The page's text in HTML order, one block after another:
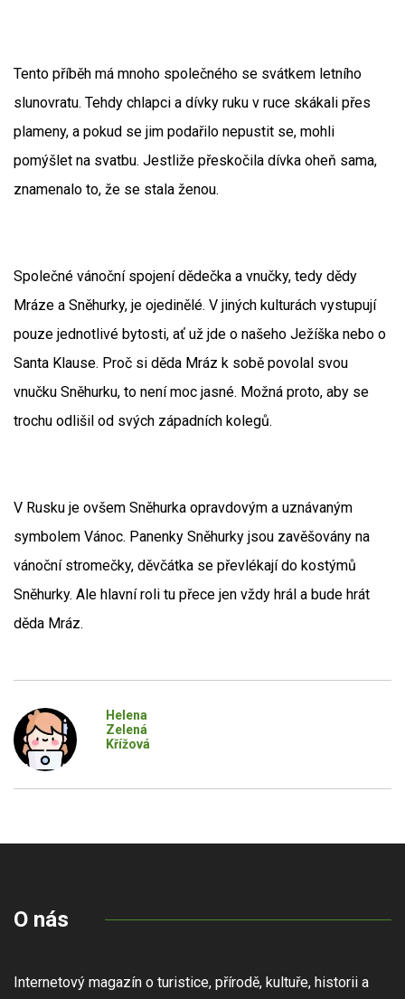
Tento příběh má mnoho společného se svátkem letního
slunovratu. Tehdy chlapci a dívky ruku v ruce skákali přes
plameny, a pokud se jim podařilo nepustit se, mohli
pomýšlet na svatbu. Jestliže přeskočila dívka oheň sama,
znamenalo to, že se stala ženou.
Společné vánoční spojení dědečka a vnučky, tedy dědy
Mráze a Sněhurky, je ojedinělé. V jiných kulturách vystupují
pouze jednotlivé bytosti, ať už jde o našeho Ježíška nebo o
Santa Klause. Proč si děda Mráz k sobě povolal svou
vnučku Sněhurku, to není moc jasné. Možná proto, aby se
trochu odlišil od svých západních kolegů.
V Rusku je ovšem Sněhurka opravdovým a uznávaným
symbolem Vánoc. Panenky Sněhurky jsou zavěšovány na
vánoční stromečky, děvčátka se převlékají do kostýmů
Sněhurky. Ale hlavní roli tu přece jen vždy hrál a bude hrát
děda Mráz.
Helena
Zelená
Křížová
O nás
Internetový magazín o turistice, přírodě, kultuře, historii a